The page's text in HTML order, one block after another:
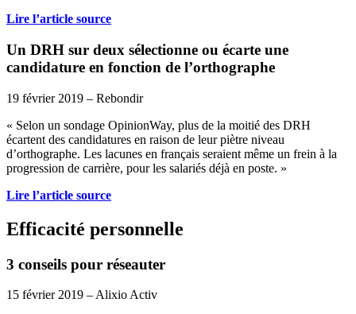
Lire l’article source
Un DRH sur deux sélectionne ou écarte une
candidature en fonction de l’orthographe
19 février 2019 – Rebondir
« Selon un sondage OpinionWay, plus de la moitié des DRH
écartent des candidatures en raison de leur piètre niveau
d’orthographe. Les lacunes en français seraient même un frein à la
progression de carrière, pour les salariés déjà en poste. »
Lire l’article source
Efficacité personnelle
3 conseils pour réseauter
15 février 2019 – Alixio Activ